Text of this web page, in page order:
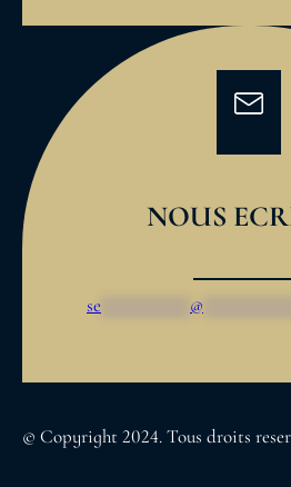
NOUS
se @
© Copyright 2024. Tous droits